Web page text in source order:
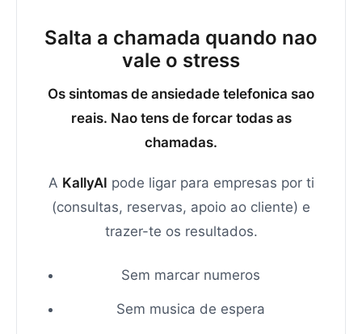
Salta a chamada quando nao
vale o stress
Os sintomas de ansiedade telefonica sao
reais. Nao tens de forcar todas as
chamadas.
A KallyAI pode ligar para empresas por ti
(consultas, reservas, apoio ao cliente) e
trazer-te os resultados.
Sem marcar numeros
Sem musica de espera